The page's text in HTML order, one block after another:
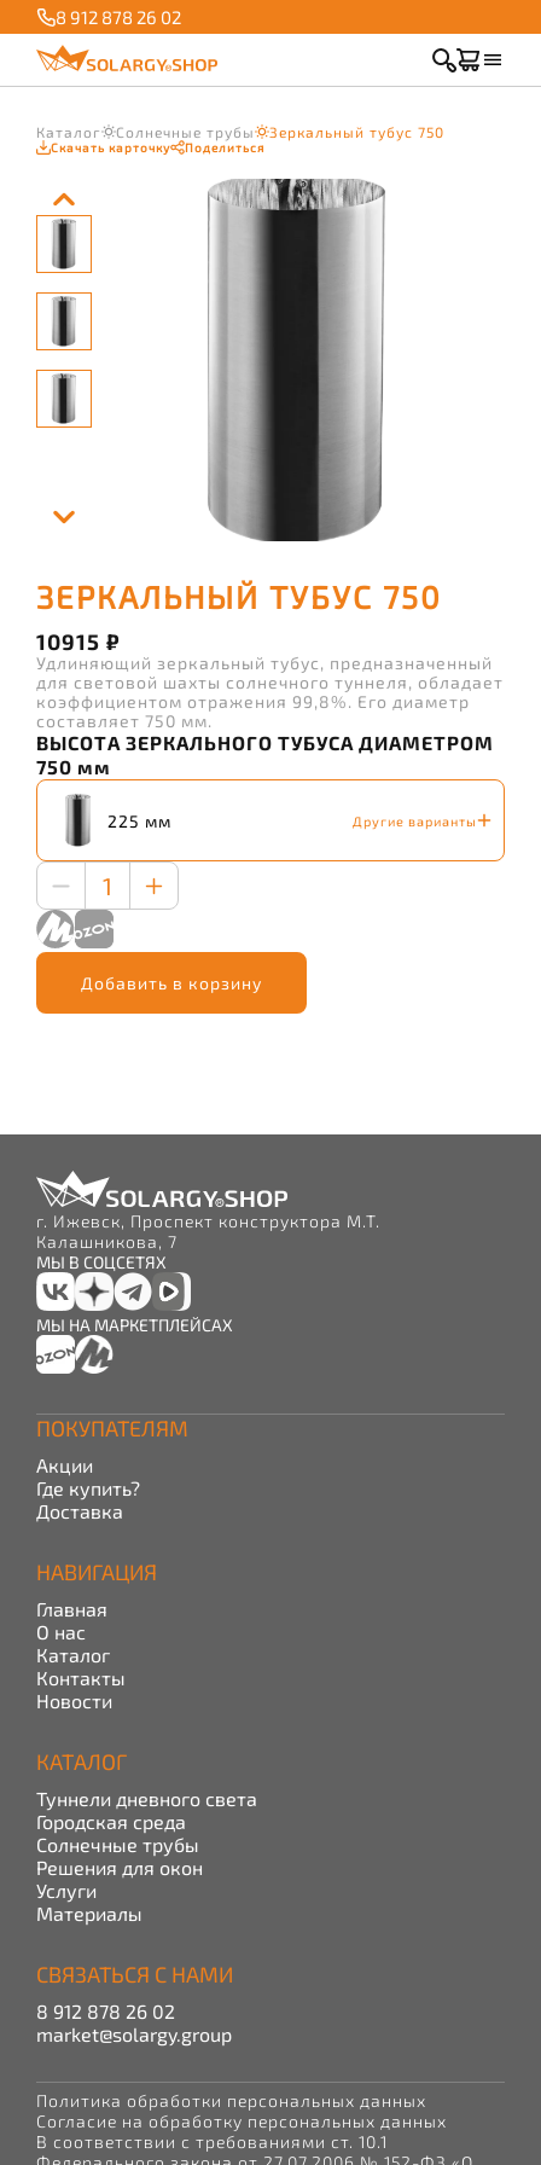
8 912 878 26 02
Каталог Солнечные трубы Зеркальный тубус 750
Скачать карточку Поделиться
ЗЕРКАЛЬНЫЙ ТУБУС 750
10915 ₽
Удлиняющий зеркальный тубус, предназначенный
для световой шахты солнечного туннеля, обладает
коэффициентом отражения 99,8%. Его диаметр
составляет 750 мм.
ВЫСОТА ЗЕРКАЛЬНОГО ТУБУСА ДИАМЕТРОМ
750 мм
225 мм Другие варианты
1
Добавить в корзину
г. Ижевск, Проспект конструктора М.Т.
Калашникова, 7
МЫ В СОЦСЕТЯХ
МЫ НА МАРКЕТПЛЕЙСАХ
ПОКУПАТЕЛЯМ
Акции
Где купить?
Доставка
НАВИГАЦИЯ
Главная
О нас
Каталог
Контакты
Новости
КАТАЛОГ
Туннели дневного света
Городская среда
Солнечные трубы
Решения для окон
Услуги
Материалы
СВЯЗАТЬСЯ С НАМИ
8 912 878 26 02
market@solargy.group
Политика обработки персональных данных
Согласие на обработку персональных данных
В соответствии с требованиями ст. 10.1